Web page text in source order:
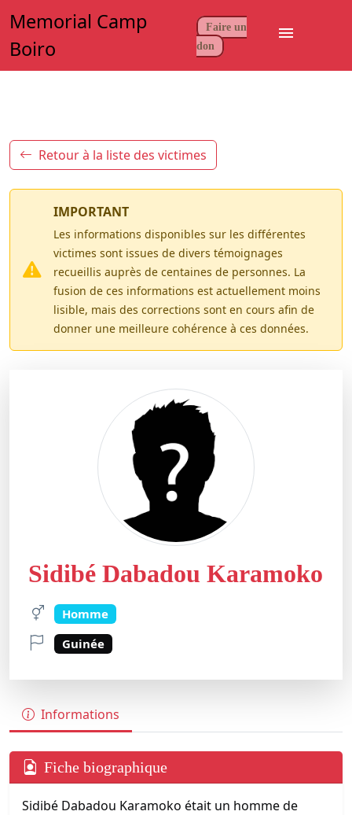
Memorial Camp
Boiro
Faire un
don
menu
Retour à la liste des victimes
IMPORTANT
Les informations disponibles sur les différentes
victimes sont issues de divers témoignages
recueillis auprès de centaines de personnes. La
fusion de ces informations est actuellement moins
lisible, mais des corrections sont en cours afin de
donner une meilleure cohérence à ces données.
Sidibé Dabadou Karamoko
Homme
Guinée
Informations
Fiche biographique
Sidibé Dabadou Karamoko était un homme de